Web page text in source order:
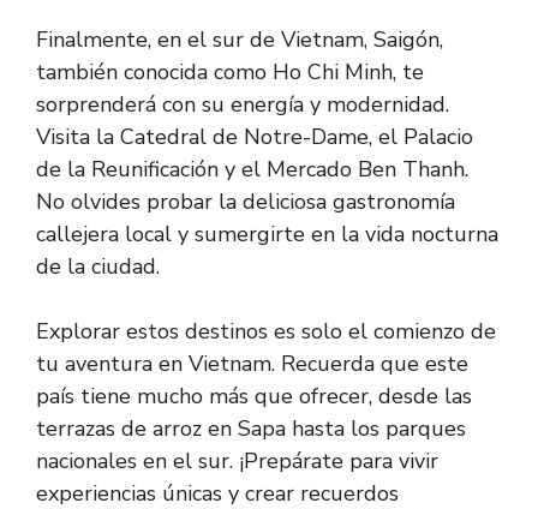
Finalmente, en el sur de Vietnam, Saigón,
también conocida como Ho Chi Minh, te
sorprenderá con su energía y modernidad.
Visita la Catedral de Notre-Dame, el Palacio
de la Reunificación y el Mercado Ben Thanh.
No olvides probar la deliciosa gastronomía
callejera local y sumergirte en la vida nocturna
de la ciudad.
Explorar estos destinos es solo el comienzo de
tu aventura en Vietnam. Recuerda que este
país tiene mucho más que ofrecer, desde las
terrazas de arroz en Sapa hasta los parques
nacionales en el sur. ¡Prepárate para vivir
experiencias únicas y crear recuerdos